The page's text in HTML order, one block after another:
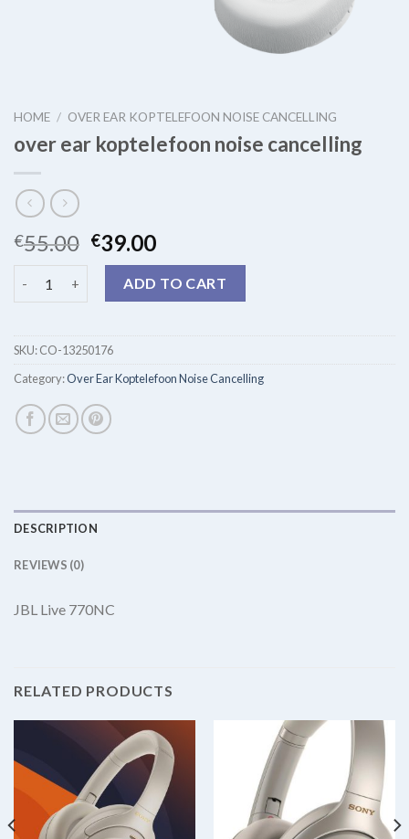
HOME / OVER EAR KOPTELEFOON NOISE CANCELLING
over ear koptelefoon noise cancelling
€55.00 €39.00
over ear koptelefoon noise cancelling quantity
ADD TO CART
SKU:CO-13250176
Category:Over Ear Koptelefoon Noise Cancelling
DESCRIPTION
REVIEWS (0)
JBL Live 770NC
RELATED PRODUCTS